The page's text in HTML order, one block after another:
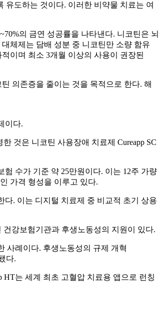
유도하는 것이다. 이러한 비약물 치료는 여
의 금연 성공률을 나타낸다. 니코틴은 뇌
체제는 담배 성분 중 니코틴만 소량 함유
이며 최소 3개월 이상의 사용이 권장된
의존증을 줄이는 것을 목적으로 한다. 해
이다.
것은 니코틴 사용장애 치료제 Cureapp SC
수가 기준 약 25만원이다. 이는 12주 가량
가격 형성을 이루고 있다.
다. 이는 디지털 치료제 중 비교적 초기 상용
강보험기관과 후생노동성의 지원이 있다.
사례이다. 후생노동성의 규제 개혁
다.
는 세계 최초 고혈압 치료용 앱으로 런칭